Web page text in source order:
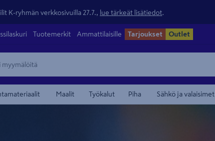
K-ryhmän verkkosivuilla 27.7., lue tärkeät lisätiedot
Tuotemerkit Ammattilaisille Tarjoukset Outlet
Maalit Työkalut Piha Sähkö ja valaisimet